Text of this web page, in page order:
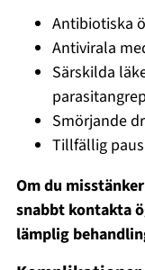
Antibiotiska
Antivirala
Särskilda
Smörjande
Tillfällig
Om du
snabbt kontakta
lämplig